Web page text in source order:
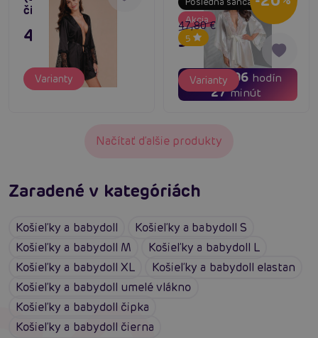
čipkovaný župan
43,80 €
Varianty
Akcia
5
03 dní 06 hodín
27 minút
47,80 €
38,24 €
Varianty
Načítať ďalšie produkty
Zaradené v kategóriách
Košieľky a babydoll
Košieľky a babydoll S
Košieľky a babydoll M
Košieľky a babydoll L
Košieľky a babydoll XL
Košieľky a babydoll elastan
Košieľky a babydoll umelé vlákno
Košieľky a babydoll čipka
Košieľky a babydoll čierna